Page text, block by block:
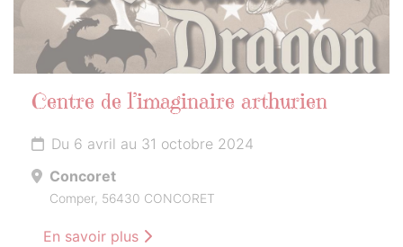
Centre de l’imaginaire arthurien
Du 6 avril au 31 octobre 2024
Concoret
Comper, 56430 CONCORET
En savoir plus